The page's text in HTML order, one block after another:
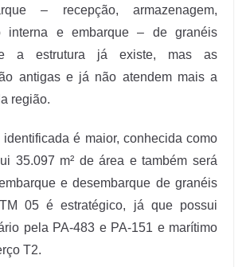
– recepção, armazenagem,
interna e embarque – de granéis
a estrutura já existe, mas as
antigas e já não atendem mais a
região.
é maior, conhecida como
35.097 m² de área e também será
e desembarque de granéis
05 é estratégico, já que possui
pela PA-483 e PA-151 e marítimo
T2.